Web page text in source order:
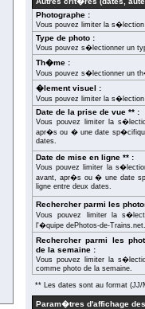
Photographe :
Vous pouvez limiter la
Type de photo :
Vous pouvez s�lectionner un
Th�me :
Vous pouvez s�lectionner un
�lement visuel :
Vous pouvez limiter la
Date de la prise de vue ** :
Vous pouvez limiter la
apr�s ou � une date
dates.
Date de mise en ligne ** :
Vous pouvez limiter la
avant, apr�s ou � une date
ligne entre deux dates.
Rechercher parmi les
Vous pouvez limiter la
l'�quipe dePhotos-de-Trains.net.
Rechercher parmi les
de la semaine :
Vous pouvez limiter la
comme photo de la semaine.
** Les dates sont au format (JJ/
Param�tres d'affichage